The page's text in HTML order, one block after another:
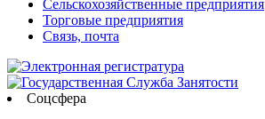
Сельскохозяйственные предприятия
Торговые предприятия
Связь, почта
Соцсфера